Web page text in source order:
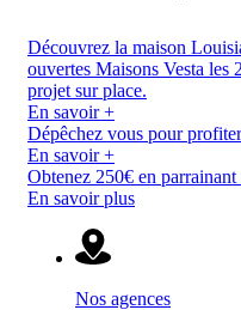
Découvrez la maison
ouvertes Maisons Vesta les
projet sur place.
En savoir +
Dépêchez vous pour
En savoir +
Obtenez 250€ en
En savoir plus
Nos agences